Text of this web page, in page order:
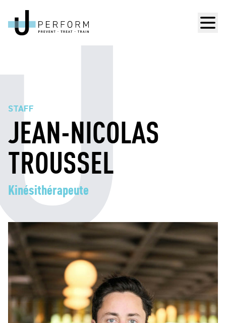
STAFF
JEAN-NICOLAS
TROUSSEL
Kinésithérapeute